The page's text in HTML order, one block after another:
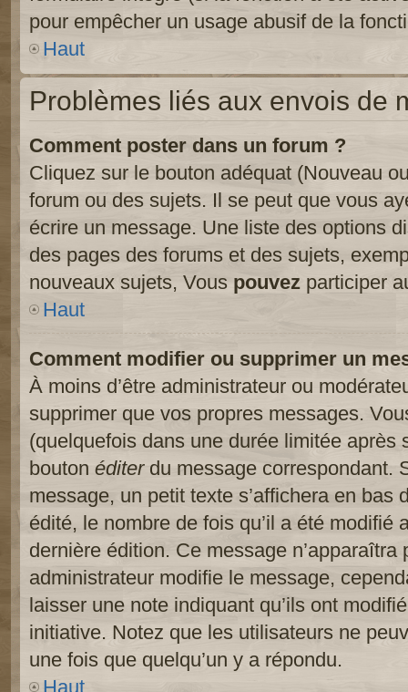
pour empêcher un usage abusif de la
Haut
Problèmes liés aux envois de
Comment poster dans un forum ?
Cliquez sur le bouton adéquat (Nouveau
forum ou des sujets. Il se peut que vous
écrire un message. Une liste des options
des pages des forums et des sujets,
nouveaux sujets, Vous pouvez participer
Haut
Comment modifier ou supprimer un
À moins d’être administrateur ou
supprimer que vos propres messages.
(quelquefois dans une durée limitée après
bouton éditerdu message correspondant.
message, un petit texte s’affichera en bas
édité, le nombre de fois qu’il a été modifié
dernière édition. Ce message
administrateur modifie le message,
laisser une note indiquant qu’ils ont
initiative. Notez que les utilisateurs ne
une fois que quelqu’un y a répondu.
Haut